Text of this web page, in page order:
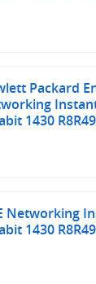
Packard
1430
Networking
1430